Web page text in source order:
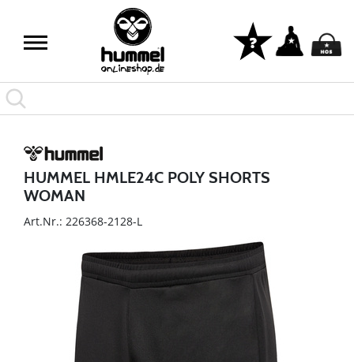
HUMMEL HMLE24C POLY SHORTS
WOMAN
Art.Nr.: 226368-2128-L